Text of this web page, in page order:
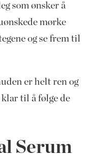
som ønsker å
mørke
og se frem til
er helt ren og
til å følge de
Serum